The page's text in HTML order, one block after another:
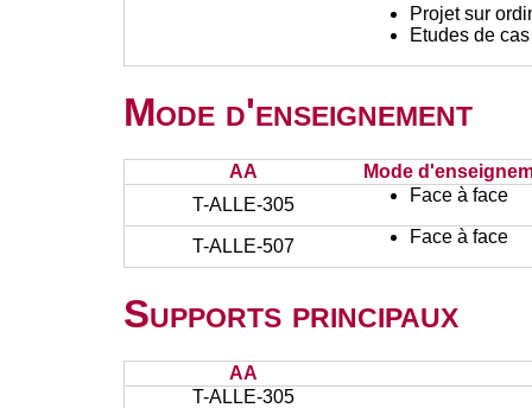
Projet sur
Etudes de cas
Mode d'enseignement
AA
Mode
T-ALLE-305
Face à face
T-ALLE-507 Face à face
Supports principaux
AA
T-ALLE-305